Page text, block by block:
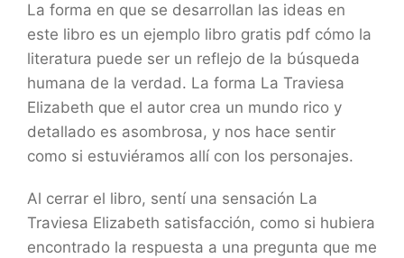
La forma en que se desarrollan las ideas en
este libro es un ejemplo libro gratis pdf cómo la
literatura puede ser un reflejo de la búsqueda
humana de la verdad. La forma La Traviesa
Elizabeth que el autor crea un mundo rico y
detallado es asombrosa, y nos hace sentir
como si estuviéramos allí con los personajes.
Al cerrar el libro, sentí una sensación La
Traviesa Elizabeth satisfacción, como si hubiera
encontrado la respuesta a una pregunta que me